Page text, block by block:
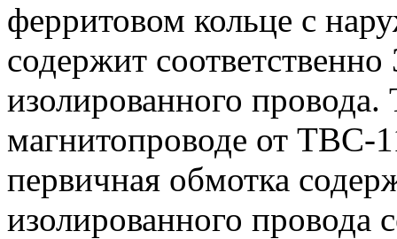
ферритовом кольце с
содержит
изолированного
магнитопроводе от ТВС-
первичная обмотка
изолированного